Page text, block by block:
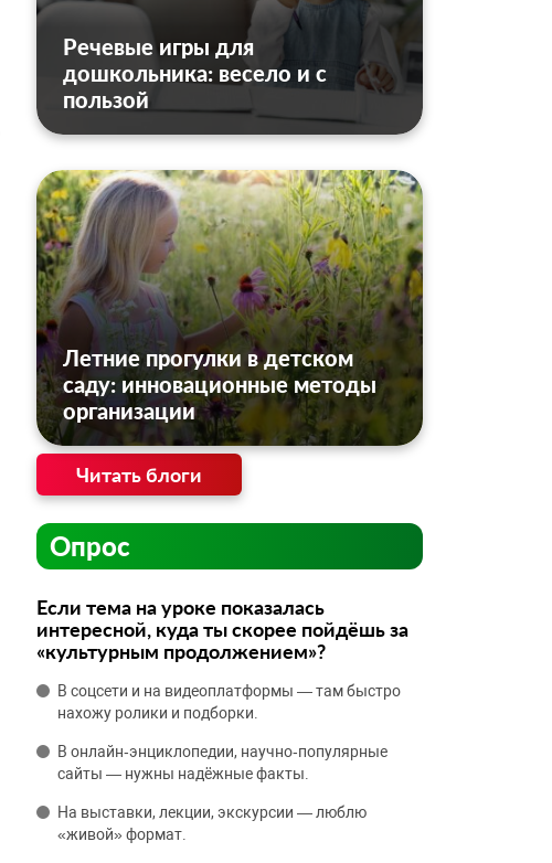
Речевые игры для
дошкольника: весело и с
пользой
Летние прогулки в детском
саду: инновационные методы
организации
Читать блоги
Опрос
Если тема на уроке показалась
интересной, куда ты скорее пойдёшь за
«культурным продолжением»?
В соцсети и на видеоплатформы — там быстро
нахожу ролики и подборки.
В онлайн‑энциклопедии, научно‑популярные
сайты — нужны надёжные факты.
На выставки, лекции, экскурсии — люблю
«живой» формат.